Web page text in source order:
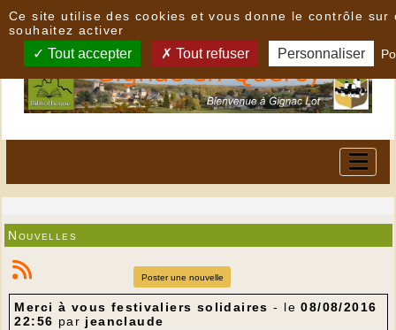
Nouvelles
Poster une nouvelle
Merci à vous festivaliers solidaires - le08/08/2016
22:56 par jeanclaude
Ce site utilise des cookies et vous donne le contrôle sur
souhaitez activer
Tout accepter Tout refuser Personnaliser